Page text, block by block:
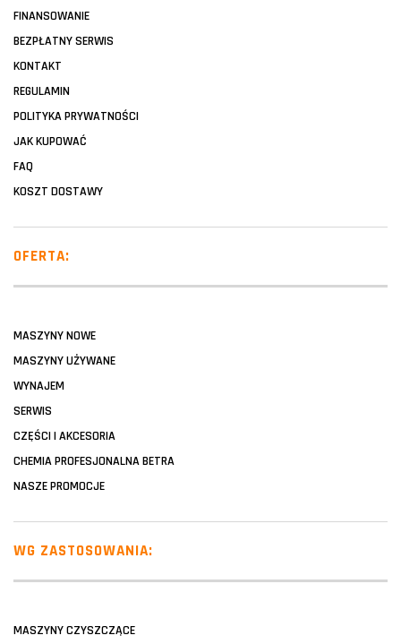
FINANSOWANIE
BEZPŁATNY SERWIS
KONTAKT
REGULAMIN
POLITYKA PRYWATNOŚCI
JAK KUPOWAĆ
FAQ
KOSZT DOSTAWY
OFERTA:
MASZYNY NOWE
MASZYNY UŻYWANE
WYNAJEM
SERWIS
CZĘŚCI I AKCESORIA
CHEMIA PROFESJONALNA BETRA
NASZE PROMOCJE
WG ZASTOSOWANIA:
MASZYNY CZYSZCZĄCE